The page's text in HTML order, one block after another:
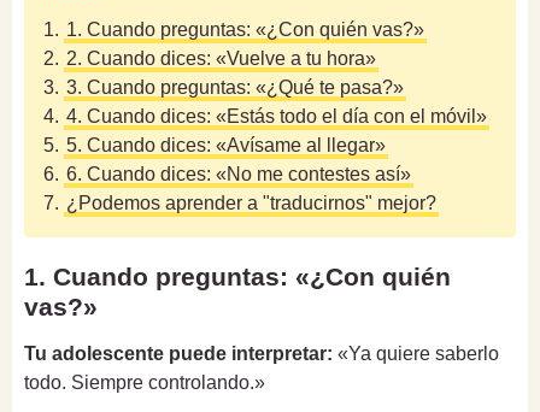
1. 1. Cuando preguntas: «¿Con quién vas?»
2. 2. Cuando dices: «Vuelve a tu hora»
3. 3. Cuando preguntas: «¿Qué te pasa?»
4. 4. Cuando dices: «Estás todo el día con el móvil»
5. 5. Cuando dices: «Avísame al llegar»
6. 6. Cuando dices: «No me contestes así»
7. ¿Podemos aprender a "traducirnos" mejor?
1. Cuando preguntas: «¿Con quién
vas?»
Tu adolescente puede interpretar: «Ya quiere saberlo
todo. Siempre controlando.»